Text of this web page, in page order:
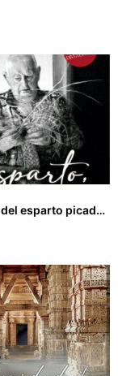
Técnicas del esparto picado y crudo y mintajes de piezas de esparto